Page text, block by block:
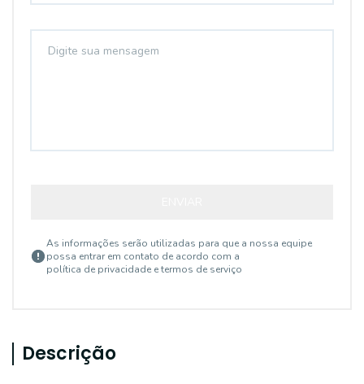
As informações serão utilizadas para que a nossa equipe
possa entrar em contato de acordo com a
política de privacidade e termos de serviço
Descrição